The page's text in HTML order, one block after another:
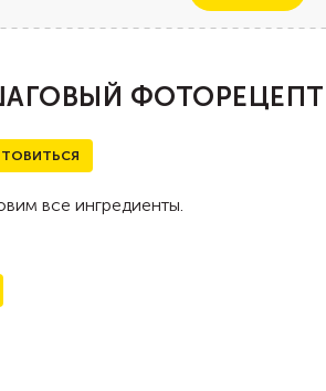
ФОТОРЕЦЕПТ
все ингредиенты.